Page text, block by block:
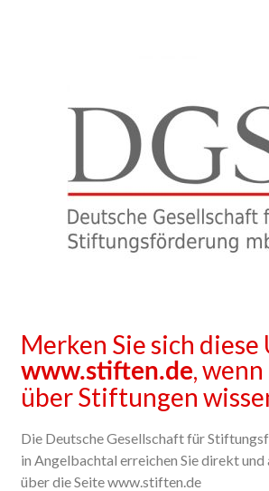
Merken Sie sich diese
www.stiften.de,
über Stiftungen
Die Deutsche Gesellschaft für
in Angelbachtal erreichen Sie direkt und
über die Seite www.stiften.de